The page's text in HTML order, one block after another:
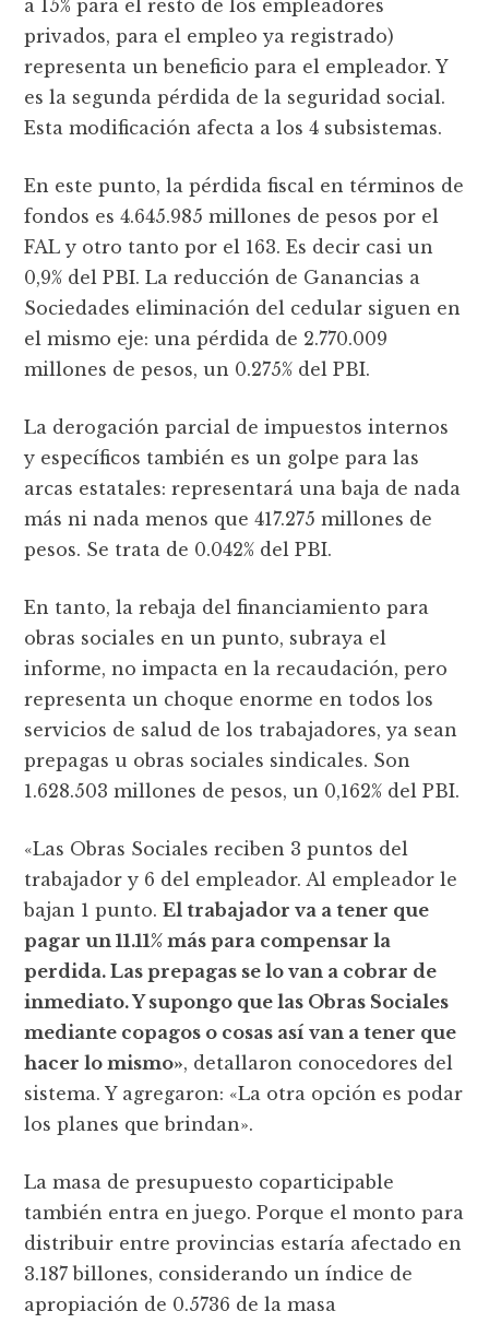
a 15% para el resto de los empleadores
privados, para el empleo ya registrado)
representa un beneficio para el empleador. Y
es la segunda pérdida de la seguridad social.
Esta modificación afecta a los 4 subsistemas.
En este punto, la pérdida fiscal en términos de
fondos es 4.645.985 millones de pesos por el
FAL y otro tanto por el 163. Es decir casi un
0,9% del PBI. La reducción de Ganancias a
Sociedades eliminación del cedular siguen en
el mismo eje: una pérdida de 2.770.009
millones de pesos, un 0.275% del PBI.
La derogación parcial de impuestos internos
y específicos también es un golpe para las
arcas estatales: representará una baja de nada
más ni nada menos que 417.275 millones de
pesos. Se trata de 0.042% del PBI.
En tanto, la rebaja del financiamiento para
obras sociales en un punto, subraya el
informe, no impacta en la recaudación, pero
representa un choque enorme en todos los
servicios de salud de los trabajadores, ya sean
prepagas u obras sociales sindicales. Son
1.628.503 millones de pesos, un 0,162% del PBI.
«Las Obras Sociales reciben 3 puntos del
trabajador y 6 del empleador. Al empleador le
bajan 1 punto.El trabajador va a tener que
pagar un 11.11% más para compensar la
perdida. Las prepagas se lo van a cobrar de
inmediato. Y supongo que las Obras Sociales
mediante copagos o cosas así van a tener que
hacer lo mismo», detallaron conocedores del
sistema. Y agregaron: «La otra opción es podar
los planes que brindan».
La masa de presupuesto coparticipable
también entra en juego. Porque el monto para
distribuir entre provincias estaría afectado en
3.187 billones, considerando un índice de
apropiación de 0.5736 de la masa